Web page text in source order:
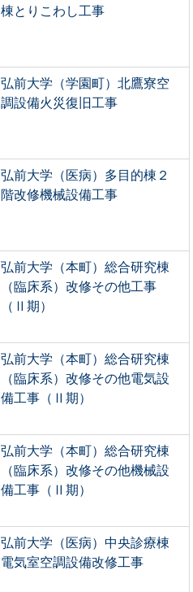
棟とりこわし工事
弘前大学（学園町）北鷹寮空
調設備火災復旧工事
弘前大学（医病）多目的棟２
階改修機械設備工事
弘前大学（本町）総合研究棟
（臨床系）改修その他工事
（Ⅱ期）
弘前大学（本町）総合研究棟
（臨床系）改修その他電気設
備工事（Ⅱ期）
弘前大学（本町）総合研究棟
（臨床系）改修その他機械設
備工事（Ⅱ期）
弘前大学（医病）中央診療棟
電気室空調設備改修工事